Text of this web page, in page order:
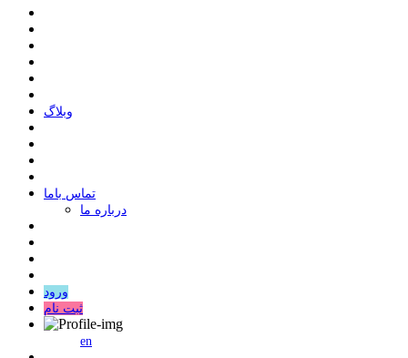
وبلاگ
ﺗﻤﺎﺱ ﺑﺎﻣﺎ
درباره ما
ورود
ثبت نام
en